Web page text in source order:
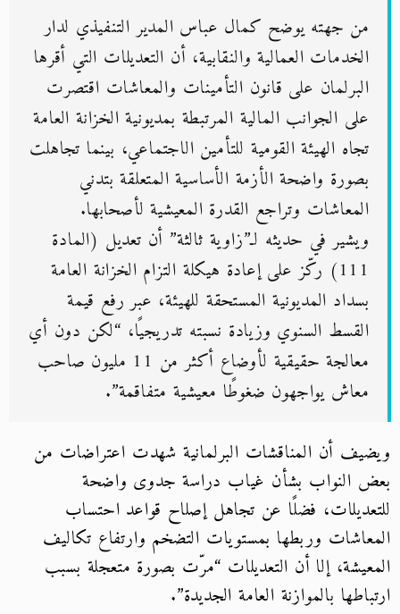
من جهته يوضح كمال عباس المدير التنفيذي لدار
الخدمات العمالية والنقابية، أن التعديلات التي أقرها
البرلمان على قانون التأمينات والمعاشات اقتصرت
على الجوانب المالية المرتبطة بمديونية الخزانة العامة
تجاه الهيئة القومية للتأمين الاجتماعي، بينما تجاهلت
بصورة واضحة الأزمة الأساسية المتعلقة بتدني
المعاشات وتراجع القدرة المعيشية لأصحابها.
ويشير في حديثه لـ”زاوية ثالثة” أن تعديل (المادة
111) ركّز على إعادة هيكلة التزام الخزانة العامة
بسداد المديونية المستحقة للهيئة، عبر رفع قيمة
القسط السنوي وزيادة نسبته تدريجيًا، “لكن دون أي
معالجة حقيقية لأوضاع أكثر من 11 مليون صاحب
معاش يواجهون ضغوطًا معيشية متفاقمة”.
ويضيف أن المناقشات البرلمانية شهدت اعتراضات من
بعض النواب بشأن غياب دراسة جدوى واضحة
للتعديلات، فضلًا عن تجاهل إصلاح قواعد احتساب
المعاشات وربطها بمستويات التضخم وارتفاع تكاليف
المعيشة، إلا أن التعديلات “مرّت بصورة متعجلة بسبب
ارتباطها بالموازنة العامة الجديدة”.